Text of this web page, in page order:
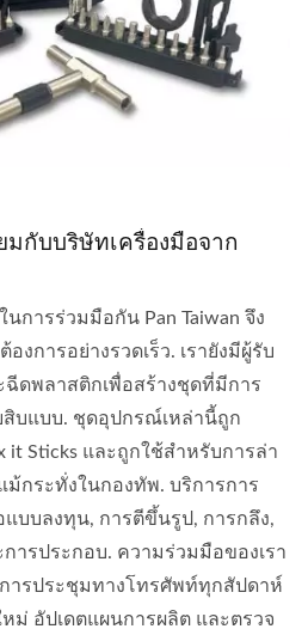
กับบริษัทเครื่องมือจาก
การร่วมมือกัน Pan Taiwan จึง
งการอย่างรวดเร็ว. เรายังมีผู้รับ
ฉีดพลาสติกเพื่อสร้างชุดที่มีการ
บแบบ. ชุดอุปกรณ์เหล่านี้ถูก
it Sticks และถูกใช้สำหรับการล่า
ม้กระทั่งในกองทัพ. บริการการ
บบลงทุน, การตีขึ้นรูป, การกลึง,
ารประกอบ. ความร่วมมือของเรา
ารประชุมทางโทรศัพท์ทุกสัปดาห์
ม่ อัปเดตแผนการผลิต และตรวจ